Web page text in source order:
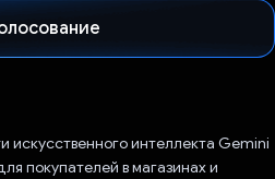
искусственного интеллекта Gemini
покупателей в магазинах и